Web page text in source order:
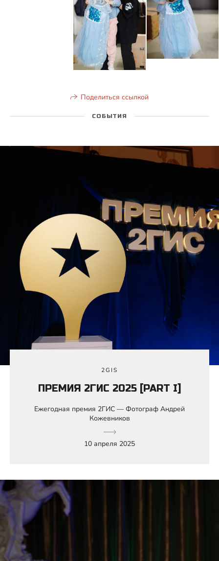
Поделиться ссылкой
СОБЫТИЯ
2GIS
ПРЕМИЯ 2ГИС 2025 [PART I]
Ежегодная премия 2ГИС — Фотограф Андрей
Кожевников
10 апреля 2025